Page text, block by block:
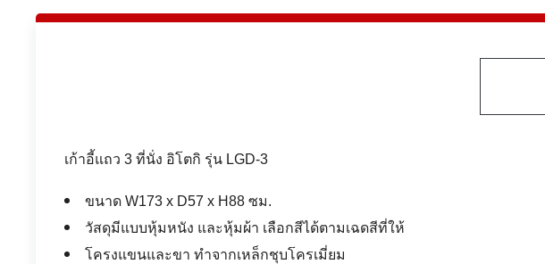
เก้าอี้แถว 3 ที่นั่ง อิโตกิ รุ่น LGD-3
ขนาด W173 x D57 x H88 ซม.
วัสดุมีแบบหุ้มหนัง และหุ้มผ้า เลือกสีได้ตามเฉดสีที่ให้
โครงแขนและขา ทำจากเหล็กชุบโครเมี่ยม